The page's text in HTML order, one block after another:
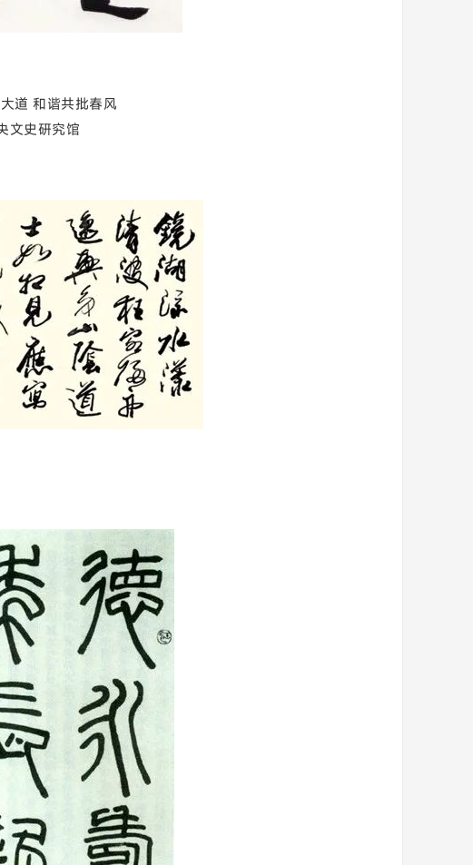
道 和谐共批春风
文史研究馆